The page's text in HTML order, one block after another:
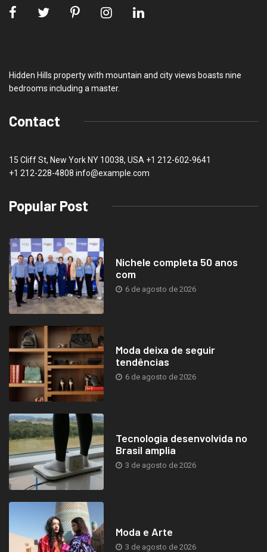
Hidden Hills property with mountain and city views boasts nine
bedrooms including a master.
Contact
15 Cliff St, New York NY 10038, USA +1 212-602-9641
+1 212-228-4808 info@example.com
Popular Post
Nichele completa 50 anos
com
6 de agosto de 2026
Moda deixa de seguir
tendências
6 de agosto de 2026
Tecnologia desenvolvida no
Brasil amplia
3 de agosto de 2026
Moda e Arte
3 de agosto de 2026